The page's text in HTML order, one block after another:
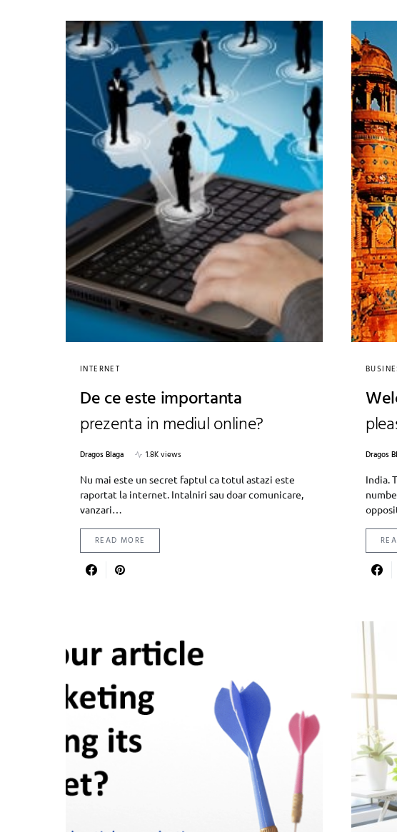
INTERNET
De ce este importanta
prezenta in mediul online?
Dragos Blaga
1.8K views
Nu mai este un secret faptul ca totul astazi este
raportat la internet. Intalniri sau doar comunicare,
vanzari…
READ MORE
Dragos
India.